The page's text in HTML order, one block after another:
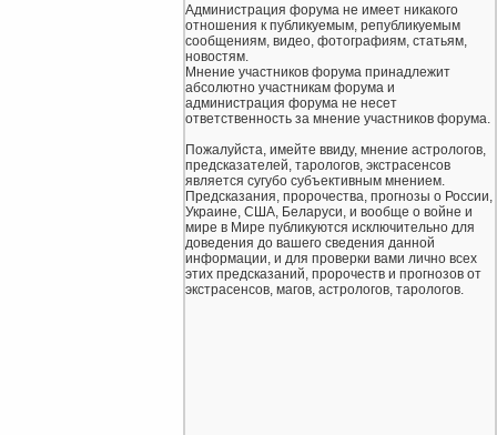
Администрация форума не имеет никакого
отношения к публикуемым, републикуемым
сообщениям, видео, фотографиям, статьям,
новостям.
Мнение участников форума принадлежит
абсолютно участникам форума и
администрация форума не несет
ответственность за мнение участников форума.
Пожалуйста, имейте ввиду, мнение астрологов,
предсказателей, тарологов, экстрасенсов
является сугубо субъективным мнением.
Предсказания, пророчества, прогнозы о России,
Украине, США, Беларуси, и вообще о войне и
мире в Мире публикуются исключительно для
доведения до вашего сведения данной
информации, и для проверки вами лично всех
этих предсказаний, пророчеств и прогнозов от
экстрасенсов, магов, астрологов, тарологов.